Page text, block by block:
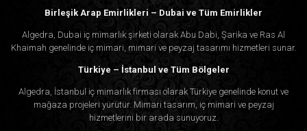
Birleşik Arap Emirlikleri – Dubai ve Tüm Emirlikler
Algedra, Dubai iç mimarlık şirketi olarak Abu Dabi, Şarika ve Ras Al
Khaimah genelinde iç mimari, mimari ve peyzaj tasarımı hizmetleri sunar.
Türkiye – İstanbul ve Tüm Bölgeler
Algedra, İstanbul iç mimarlık firması olarak Türkiye genelinde konut ve
mağaza projeleri yürütür. Mimari tasarım, iç mimari ve peyzaj
hizmetlerini bir arada sunuyoruz.